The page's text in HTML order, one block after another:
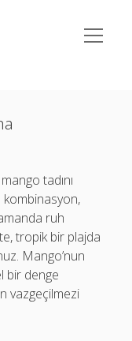
menüyü
aç
tadını
ruh
tropik bir plajda
Mango’nun
bir denge
vazgeçilmezi